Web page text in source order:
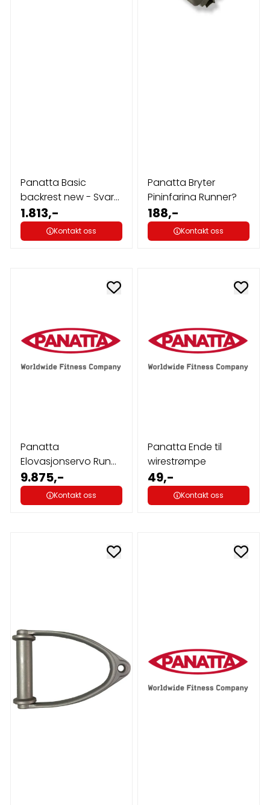
Panatta Basic
backrest new - Svart,
standard
1.813,-
Kontakt oss
Panatta Bryter
Pininfarina Runner?
188,-
Kontakt oss
Panatta
Elovasjonservo Run
Advance
9.875,-
Kontakt oss
Panatta Ende til
wirestrømpe
49,-
Kontakt oss